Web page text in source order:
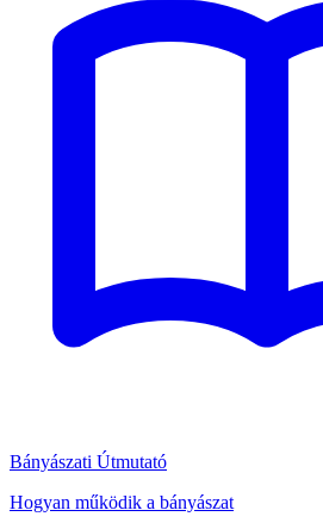
Bányászati Útmutató
Hogyan működik a bányászat